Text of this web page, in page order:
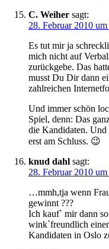
C. Weiher sagt:
28. Februar 2010
Es tut mir ja
mich nicht auf
zurückgebe. Das
musst Du Dir dann
zahlreichen
Und immer schön
Spiel, denn: Das
die Kandidaten.
erst am Schluss. 😉
knud dahl sagt:
28. Februar 2010
…mmh,tja wenn
gewinnt ???
Ich kauf` mir dann
wink`freundlich
Kandidaten in Oslo